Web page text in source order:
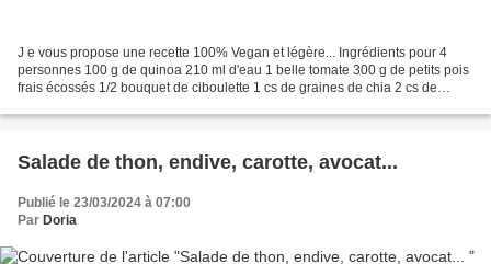
J e vous propose une recette 100% Vegan et légère... Ingrédients pour 4
personnes 100 g de quinoa 210 ml d'eau 1 belle tomate 300 g de petits pois
frais écossés 1/2 bouquet de ciboulette 1 cs de graines de chia 2 cs de
Salade de thon, endive, carotte, avocat...
Publié le 23/03/2024 à 07:00
Par Doria